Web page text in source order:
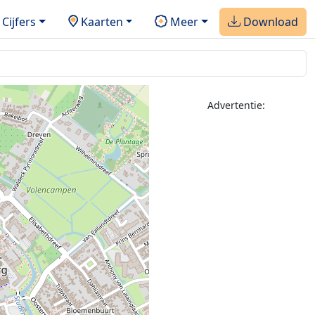
Cijfers Kaarten Meer Download
Advertentie: